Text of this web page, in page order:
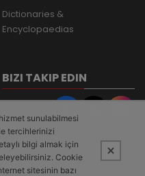
Dictionaries &
Encyclopaedias
BIZI TAKIP EDIN
sunulabilmesi
tercihlerinizi
bilgi almak için
Cookie
sitesinin bazı